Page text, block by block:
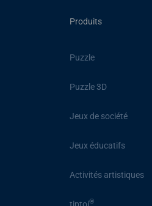
Produits
Puzzle
Puzzle 3D
Jeux de société
Jeux éducatifs
Activités artistiques
tiptoi®